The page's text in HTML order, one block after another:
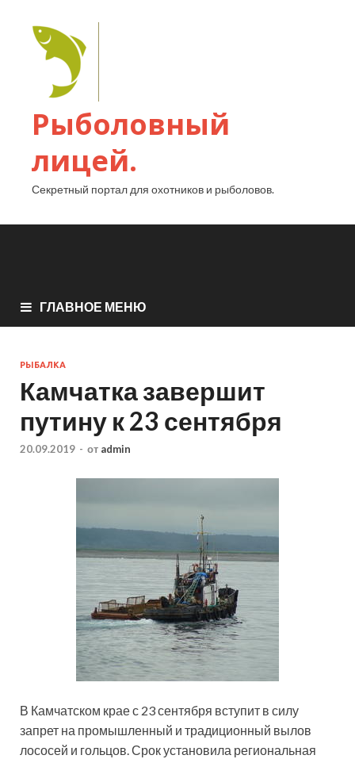
Рыболовный
лицей.
Секретный портал для охотников и рыболовов.
ГЛАВНОЕ МЕНЮ
РЫБАЛКА
Камчатка завершит
путину к 23 сентября
20.09.2019 - от admin
В Камчатском крае с 23 сентября вступит в силу
запрет на промышленный и традиционный вылов
лососей и гольцов. Срок установила региональная